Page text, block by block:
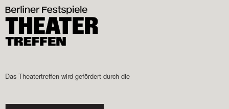
Das Theatertreffen wird gefördert durch die